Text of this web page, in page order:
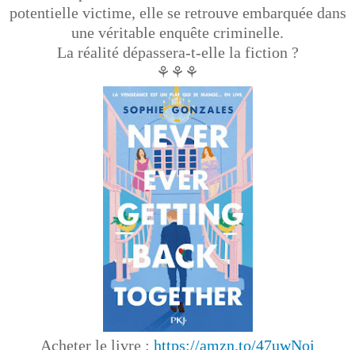
potentielle victime, elle se retrouve embarquée dans
une véritable enquête criminelle.
La réalité dépassera-t-elle la fiction ?
⚘⚘⚘
Acheter le livre : https://amzn.to/47uwNoj